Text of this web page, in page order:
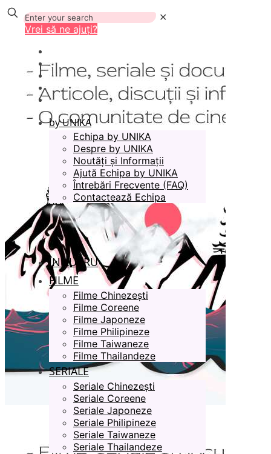
✕
Vrei să ne ajuți?
by UNIKA
Echipa by UNIKA
Despre by UNIKA
Noutăți și Informații
Ajută Echipa by UNIKA
Întrebări Frecvente (FAQ)
Contactează Echipa
ÎN LUCRU
FILME
Filme Chinezești
Filme Coreene
Filme Japoneze
Filme Philipineze
Filme Taiwaneze
Filme Thailandeze
SERIALE
Seriale Chinezești
Seriale Coreene
Seriale Japoneze
Seriale Philipineze
Seriale Taiwaneze
Seriale Thailandeze